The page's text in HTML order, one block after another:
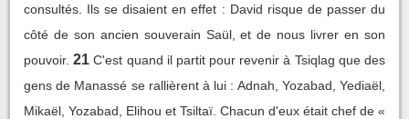
consultés. Ils se disaient en effet : David risque de passer du
côté de son ancien souverain Saül, et de nous livrer en son
pouvoir. 21 C'est quand il partit pour revenir à Tsiqlag que des
gens de Manassé se rallièrent à lui : Adnah, Yozabad, Yediaël,
Mikaël, Yozabad, Elihou et Tsiltaï. Chacun d'eux était chef de «